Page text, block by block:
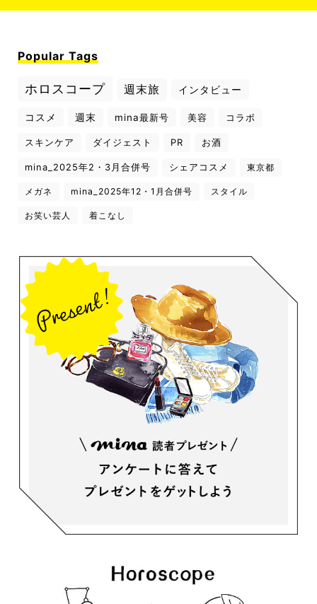
Popular Tags
ホロスコープ 週末旅 インタビュー
コスメ 週末 mina最新号 美容 コラボ
スキンケア ダイジェスト PR お酒
mina_2025年2・3月合併号 シェアコスメ 東京都
メガネ mina_2025年12・1月合併号 スタイル
お笑い芸人 着こなし